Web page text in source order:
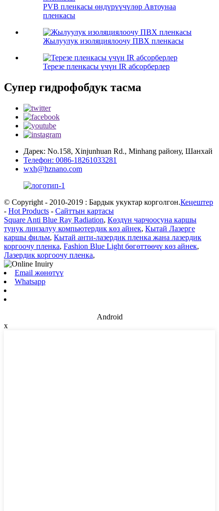
PVB пленкасы өндүрүүчүлөр Автоунаа
пленкасы
Жылуулук изоляциялоочу ПВХ пленкасы
Терезе пленкасы үчүн IR абсорберлер
Супер гидрофобдук тасма
Дарек: No.158, Xinjunhuan Rd., Minhang району, Шанхай
Телефон: 0086-18261033281
wxh@hznano.com
© Copyright - 2010-2019 : Бардык укуктар корголгон.Кеңештер
- Hot Products - Сайттын картасы
Square Anti Blue Ray Radiation, Көздүн чарчоосуна каршы
тунук линзалуу компьютердик көз айнек, Кытай Лазерге
каршы фильм, Кытай анти-лазердик пленка жана лазердик
коргоочу пленка, Fashion Blue Light бөгөттөөчү көз айнек,
Лазердик коргоочу пленка,
Email жөнөтүү
Whatsapp
Android
x